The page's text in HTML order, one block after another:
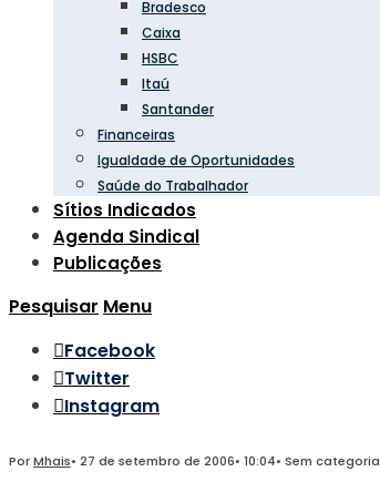
Bradesco
Caixa
HSBC
Itaú
Santander
Financeiras
Igualdade de Oportunidades
Saúde do Trabalhador
Sítios Indicados
Agenda Sindical
Publicações
Pesquisar Menu
Facebook
Twitter
Instagram
PorMhais• 27 de setembro de 2006• 10:04• Sem categoria